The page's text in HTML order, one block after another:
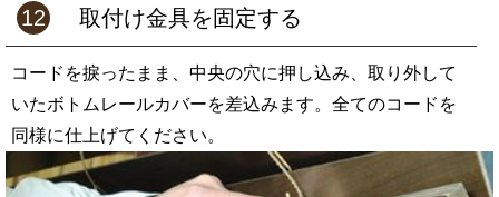
12 取付け金具を固定する
コードを捩ったまま、中央の穴に押し込み、取り外して
いたボトムレールカバーを差込みます。全てのコードを
同様に仕上げてください。